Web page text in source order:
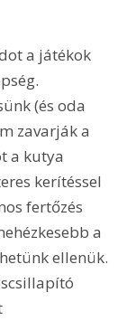
a játékok
(és oda
zavarják a
a kutya
kerítéssel
fertőzés
a
ellenük.